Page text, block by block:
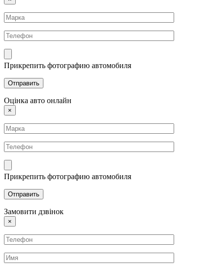
Прикрепить фотографию автомобиля
Оцінка авто онлайн
×
Прикрепить фотографию автомобиля
Замовити дзвінок
×